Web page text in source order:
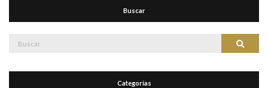
Buscar
Buscar: Buscar
Categorías